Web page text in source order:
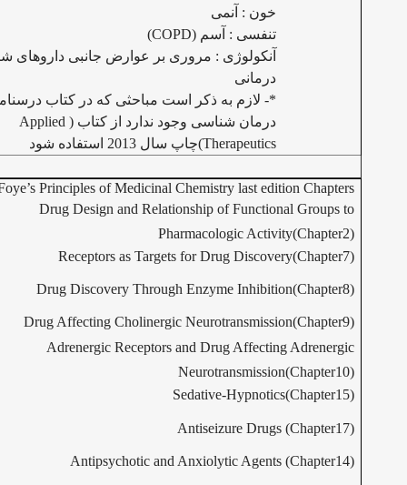
خون : آنمی
تنفسی : آسم (COPD
)
آنکولوژی : مروری بر عوارض جانبی داروهای
درمانی
*- لازم به ذکر است مباحثی که در کتاب
درمان شناسی وجود ندارد از کتاب ( Applied
Therapeutics)چاپ سال 2013 استفاده شود
Principles of Medicinal Chemistry last edition Chapters:
Drug Design and Relationship of Functional Groups to
Pharmacologic Activity(Chapter2)
Receptors as Targets for Drug Discovery(Chapter7)
Drug Discovery Through Enzyme Inhibition(Chapter8)
Drug Affecting Cholinergic Neurotransmission(Chapter9)
Adrenergic Receptors and Drug Affecting Adrenergic
Neurotransmission(Chapter10)
Sedative-Hypnotics(Chapter15)
Antiseizure Drugs (Chapter17)
Antipsychotic and Anxiolytic Agents (Chapter14)